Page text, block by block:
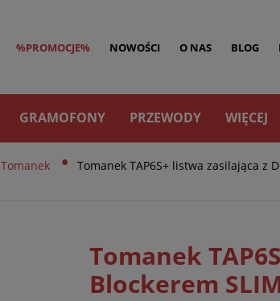
%PROMOCJE% NOWOŚCI O NAS BLOG
GRAMOFONY PRZEWODY WIĘCEJ
Tomanek • Tomanek TAP6S+ listwa zasilająca z
Tomanek
Blockerem